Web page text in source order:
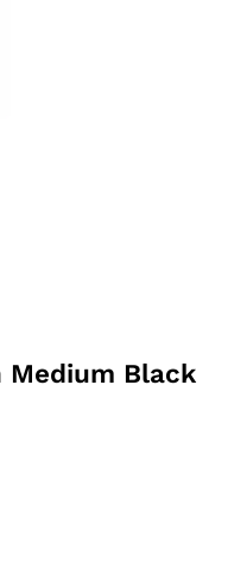
Medium Black